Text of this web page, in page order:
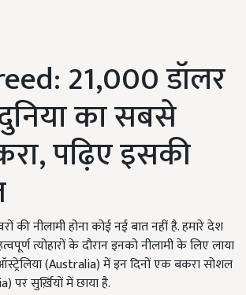
21,000 डॉलर
का सबसे
पढ़िए इसकी
की नीलामी होना कोई नई बात नहीं है. हमारे देश
त्योहारों के दौरान इनको नीलामी के लिए लाया
(Australia) में इन दिनों एक बकरा सोशल
पर सुर्ख़ियों में छाया है.